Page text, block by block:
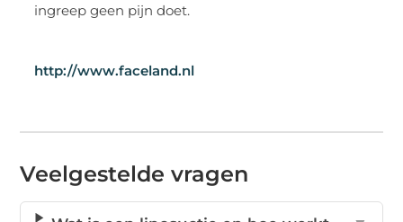
ingreep geen pijn doet.
http://www.faceland.nl
Veelgestelde vragen